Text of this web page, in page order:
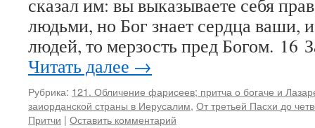
сказал им: вы выказываете себя
людьми, но Бог знает сердца ваши,
людей, то мерзость пред Богом. 16
Читать далее →
Рубрика: 121. Обличение фарисеев; притча о богаче и
заиорданской страны в Иерусалим, От третьей Пасхи до
Притчи | Оставить комментарий